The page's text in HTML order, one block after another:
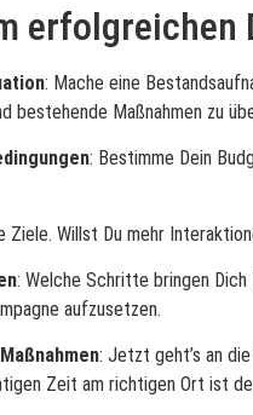
erfolgreichen
: Mache eine
bestehende Maßnahmen zu
: Bestimme Dein
Ziele. Willst Du mehr
: Welche Schritte bringen
aufzusetzen.
: Jetzt geht’s an
Zeit am richtigen Ort ist